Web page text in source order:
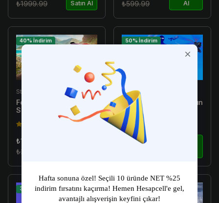
₺1999.99 Satın Al ₺599.99 Al
40% İndirim
Steam
Forza Horizon 5 Hesap
Satın Al
₺180.00
₺299.99
50% İndirim
Steam
Garry's Mod Hesap Satın
Al
₺50.00
35% İndirim 50% İndirim